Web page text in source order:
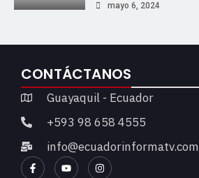
mayo 6, 2024
CONTÁCTANOS
Guayaquil - Ecuador
+593 98 658 4555
info@ecuadorinformatv.com